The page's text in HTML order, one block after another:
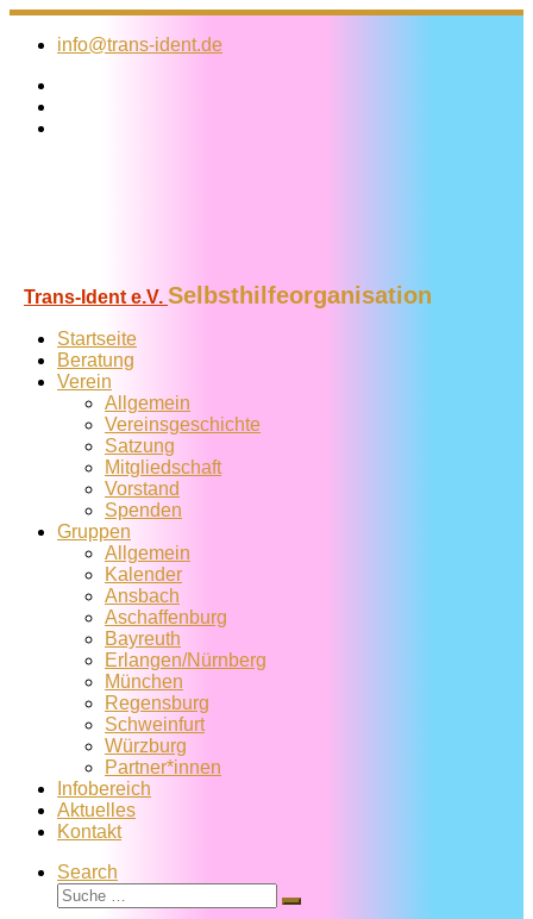
Zum
Inhalt
info@trans-ident.de
Trans-Ident e.V. Selbsthilfeorganisation
Startseite
Beratung
Verein
Allgemein
Vereins­geschichte
Satzung
Mitglied­schaft
Vorstand
Spenden
Gruppen
Allgemein
Kalender
Ansbach
Aschaffenburg
Bayreuth
Erlangen/Nürnberg
München
Regensburg
Schweinfurt
Würzburg
Partner*innen
Infobereich
Aktuelles
Kontakt
Search
Suche
Suche